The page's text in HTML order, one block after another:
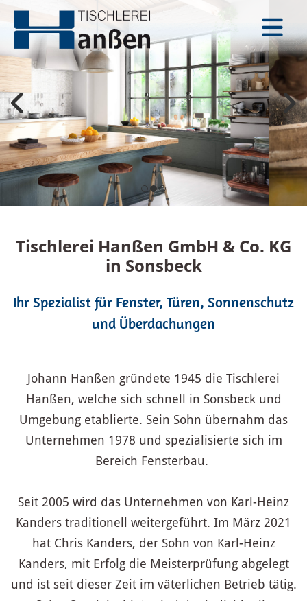
Tischlerei Hanßen GmbH & Co. KG
in Sonsbeck
Ihr Spezialist für Fenster, Türen, Sonnenschutz
und Überdachungen
Johann Hanßen gründete 1945 die Tischlerei
Hanßen, welche sich schnell in Sonsbeck und
Umgebung etablierte. Sein Sohn übernahm das
Unternehmen 1978 und spezialisierte sich im
Bereich Fensterbau.
Seit 2005 wird das Unternehmen von Karl-Heinz
Kanders traditionell weitergeführt. Im März 2021
hat Chris Kanders, der Sohn von Karl-Heinz
Kanders, mit Erfolg die Meisterprüfung abgelegt
und ist seit dieser Zeit im väterlichen Betrieb tätig.